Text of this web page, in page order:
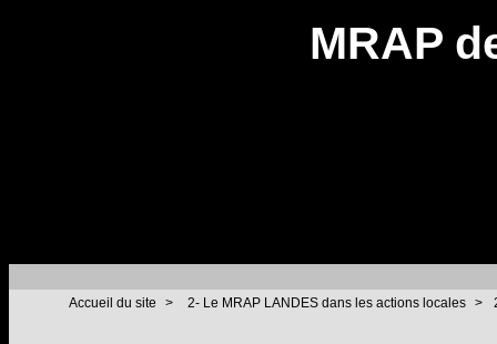
MRAP
Accueil du site > 2- Le MRAP LANDES dans les actions locales >